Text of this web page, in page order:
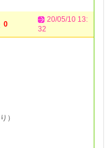
0
20/05/10 13:
32
）